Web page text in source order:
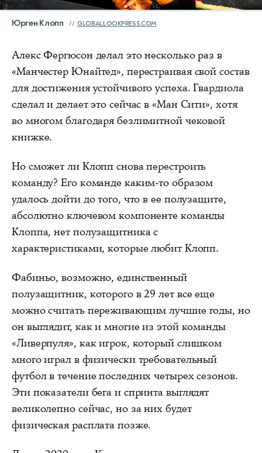
Юрген Клопп GLOBALLOOKPRESS.COM
Алекс Фергюсон делал это несколько раз в
«Манчестер Юнайтед», перестраивая свой состав
для достижения устойчивого успеха. Гвардиола
сделал и делает это сейчас в «Ман Сити», хотя
во многом благодаря безлимитной чековой
книжке.
Но сможет ли Клопп снова перестроить
команду? Его команде каким-то образом
удалось дойти до того, что в ее полузащите,
абсолютно ключевом компоненте команды
Клоппа, нет полузащитника с
характеристиками, которые любит Клопп.
Фабиньо, возможно, единственный
полузащитник, которого в 29 лет все еще
можно считать переживающим лучшие годы, но
он выглядит, как и многие из этой команды
«Ливерпуля», как игрок, который слишком
много играл в физически требовательный
футбол в течение последних четырех сезонов.
Эти показатели бега и спринта выглядят
великолепно сейчас, но за них будет
физическая расплата позже.